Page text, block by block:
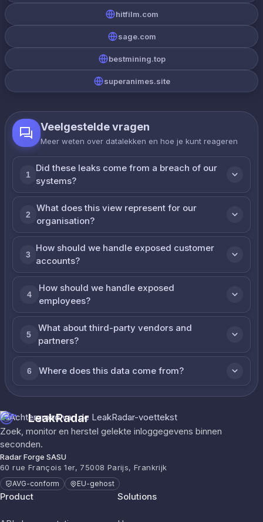
hitfilm.com
sage.com
bestmining.top
superanimes.site
Veelgestelde vragen
Meer weten over datalekken en hoe je kunt reageren
1
Did these leaks come from a breach of our
systems?
2
What does this view represent for our
organisation?
3
How should we handle exposed customer
accounts?
4
How should we handle exposed
employees?
5
What about third-party vendors and
partners?
6 Where does this data come from?
LeakRadar
Zoek, monitor en herstel gelekte inloggegevens binnen
seconden.
Radar Forge SASU
60 rue François 1er, 75008 Parijs, Frankrijk
AVG-conform EU-gehost
Product Solutions